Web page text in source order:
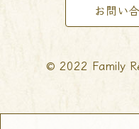
お問い
© 2022 Family